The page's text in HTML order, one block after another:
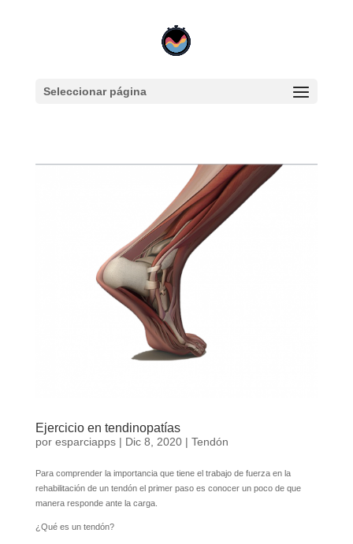
Seleccionar página
Ejercicio en tendinopatías
por esparciapps| Dic 8, 2020| Tendón
Para comprender la importancia que tiene el trabajo de fuerza en la
rehabilitación de un tendón el primer paso es conocer un poco de que
manera responde ante la carga.
¿Qué es un tendón?